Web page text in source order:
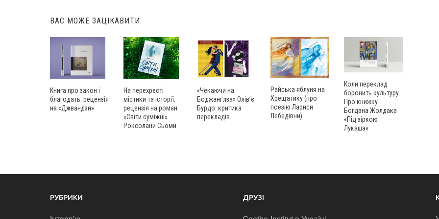
ВАС МОЖЕ ЗАЦІКАВИТИ
Книга про закон і
благодать: рецензія
на «Джвандзи»
На перехресті
містики та історії:
рецензія на роман
«Світи суміжні»
Роксолани Сьоми
«Чекаючи на
Боджанґлза» Олів’є
Бурдо: критика
перекладів
Райська яблуня на
Хрещатику (про
поезію Лариси
Лебедівни)
Коли переклад
боронить культуру…
Про книжку
Богдана Жолдака
«Під зіркою
Лукаша»
РУБРИКИ ДРУЗІ